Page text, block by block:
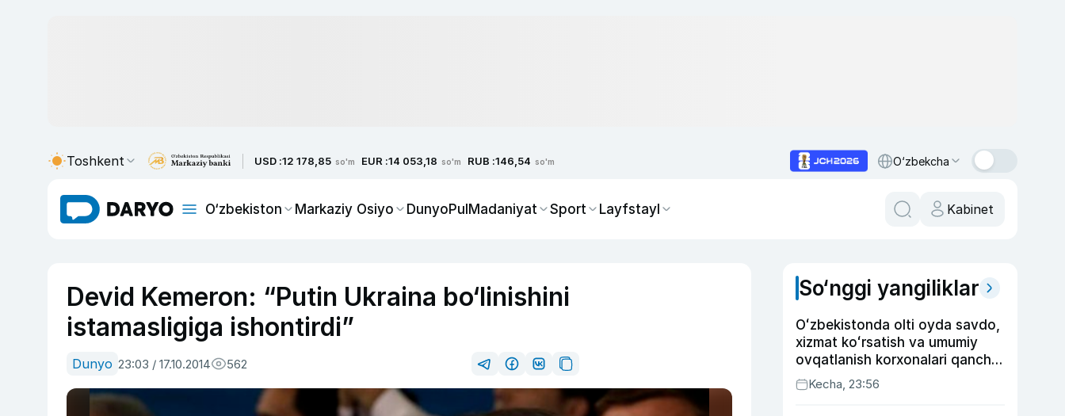
Toshkent USD :12 178,85 so'm EUR :14 053,18 so'm RUB :146,54 so'm O‘zbekcha
O‘zbekiston Markaziy Osiyo DunyoPulMadaniyat Sport Layfstayl Kabinet
Devid Kemeron: “Putin Ukraina bo‘linishini
istamasligiga ishontirdi”
Dunyo 23:03 / 17.10.2014 562
So‘nggi yangiliklar
Oʻzbekistonda olti oyda savdo,
xizmat koʻrsatish va umumiy
ovqatlanish korxonalari qancha
soliq toʻlagani ochiqlandi
Kecha, 23:56